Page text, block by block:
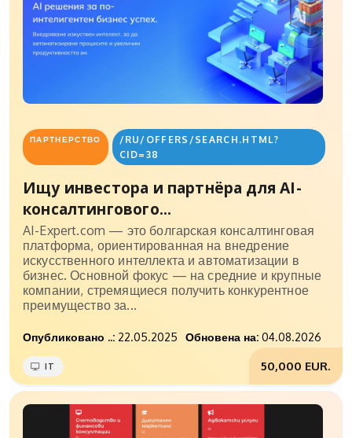
ПАРТНЕРСТВО
/RU/OFFERS/SEARCH.HTML?
CID=38
Ищу инвестора и партнёра для AI-
консалтингового...
AI-Expert.com — это болгарская консалтинговая
платформа, ориентированная на внедрение
искусственного интеллекта и автоматизации в
бизнес. Основной фокус — на средние и крупные
компании, стремящиеся получить конкурентное
преимущество за...
Опубликовано ..: 22.05.2025 Обновена на: 04.08.2026
50,000 EUR.
IT